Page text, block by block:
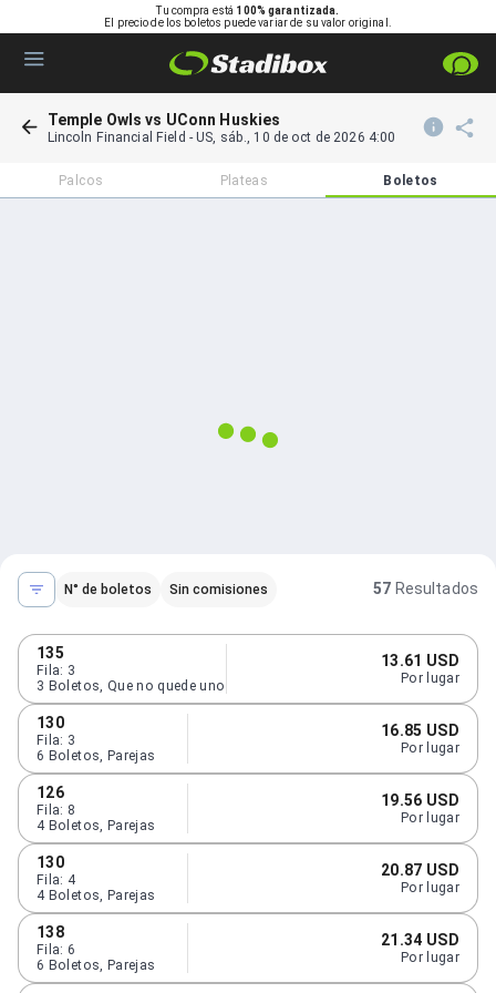
Tu compra está 100% garantizada.
El precio de los boletos puede variar de su valor original.
Temple Owls vs UConn Huskies
Lincoln Financial Field -US, sáb., 10 de oct de 2026 4:00
Palcos Plateas Boletos
N° de boletos Sin comisiones 57 Resultados
135
Fila: 3
3 Boletos Que no quede uno
13.61 USD
Por lugar
130
Fila: 3
6 Boletos Parejas
16.85 USD
Por lugar
126
Fila: 8
4 Boletos Parejas
19.56 USD
Por lugar
130
Fila: 4
4 Boletos Parejas
20.87 USD
Por lugar
138
Fila:6
6 Boletos Parejas
21.34 USD
Por lugar